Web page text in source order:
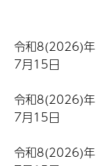
令和8(2026)年
7月15日
令和8(2026)年
7月15日
令和8(2026)年